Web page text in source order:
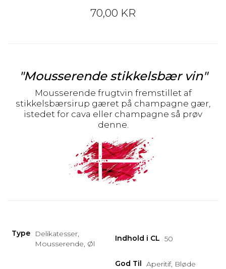
70,00 KR
"Mousserende stikkelsbær vin"
Mousserende frugtvin fremstillet af
stikkelsbærsirup gæret på champagne gær,
istedet for cava eller champagne så prøv
denne.
Type
Delikatesser,
Mousserende, Øl
Indhold i CL 50
God Til Aperitif, Bløde